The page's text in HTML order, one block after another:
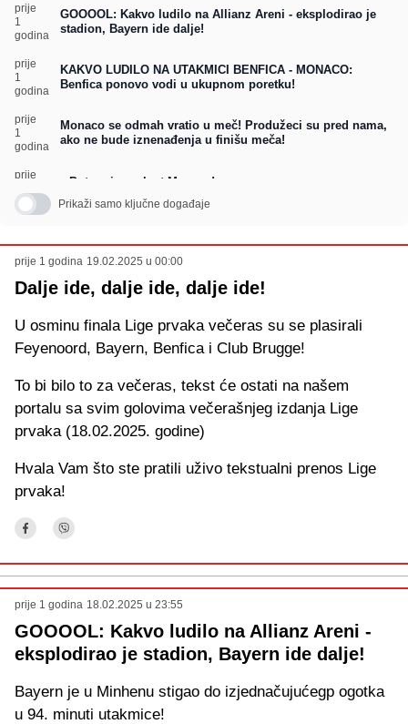
prije
1
godina
GOOOOL: Kakvo ludilo na Allianz Areni - eksplodirao je
stadion, Bayern ide dalje!
prije
1
godina
KAKVO LUDILO NA UTAKMICI BENFICA - MONACO:
Benfica ponovo vodi u ukupnom poretku!
prije
1
godina
Monaco se odmah vratio u meč! Produžeci su pred nama,
ako ne bude iznenađenja u finišu meča!
prije
Potpuni preokret Monaca!
prije
godina
1 godina
Club Brugge je ponizio Atalantu!
1 godina
Club Brugge je nerješiva enigma za Atalantu!
prije
1 godina
Benfica povela sredinom prvog poluvremena!
prije
godina
Kolašinac
prije
prije
prije
1
godina
Feyenoord stigao do izjednačenja, rezervista savladao
Maignana!
prije
1 godina
1' Počela je utakmica i to je GOL!
Prikaži samo ključne događaje
prije 1 godina 19.02.2025 u 00:00
Dalje ide, dalje ide, dalje ide!
U osminu finala Lige prvaka večeras su se plasirali
Feyenoord, Bayern, Benfica i Club Brugge!
To bi bilo to za večeras, tekst će ostati na našem
portalu sa svim golovima večerašnjeg izdanja Lige
prvaka (18.02.2025. godine)
Hvala Vam što ste pratili uživo tekstualni prenos Lige
prvaka!
prije 1 godina 18.02.2025 u 23:55
GOOOOL: Kakvo ludilo na Allianz Areni -
eksplodirao je stadion, Bayern ide dalje!
Bayern je u Minhenu stigao do izjednačujućegp ogotka
u 94. minuti utakmice!